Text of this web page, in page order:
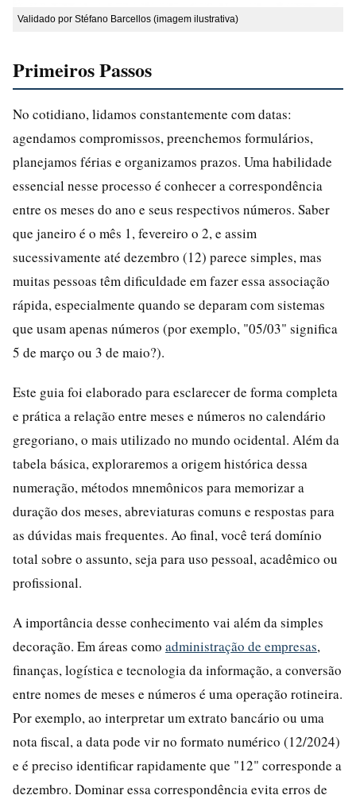
Validado por Stéfano Barcellos (imagem ilustrativa)
Primeiros Passos
No cotidiano, lidamos constantemente com datas:
agendamos compromissos, preenchemos formulários,
planejamos férias e organizamos prazos. Uma habilidade
essencial nesse processo é conhecer a correspondência
entre os meses do ano e seus respectivos números. Saber
que janeiro é o mês 1, fevereiro o 2, e assim
sucessivamente até dezembro (12) parece simples, mas
muitas pessoas têm dificuldade em fazer essa associação
rápida, especialmente quando se deparam com sistemas
que usam apenas números (por exemplo, "05/03" significa
5 de março ou 3 de maio?).
Este guia foi elaborado para esclarecer de forma completa
e prática a relação entre meses e números no calendário
gregoriano, o mais utilizado no mundo ocidental. Além da
tabela básica, exploraremos a origem histórica dessa
numeração, métodos mnemônicos para memorizar a
duração dos meses, abreviaturas comuns e respostas para
as dúvidas mais frequentes. Ao final, você terá domínio
total sobre o assunto, seja para uso pessoal, acadêmico ou
profissional.
A importância desse conhecimento vai além da simples
decoração. Em áreas como administração de empresas,
finanças, logística e tecnologia da informação, a conversão
entre nomes de meses e números é uma operação rotineira.
Por exemplo, ao interpretar um extrato bancário ou uma
nota fiscal, a data pode vir no formato numérico (12/2024)
e é preciso identificar rapidamente que "12" corresponde a
dezembro. Dominar essa correspondência evita erros de